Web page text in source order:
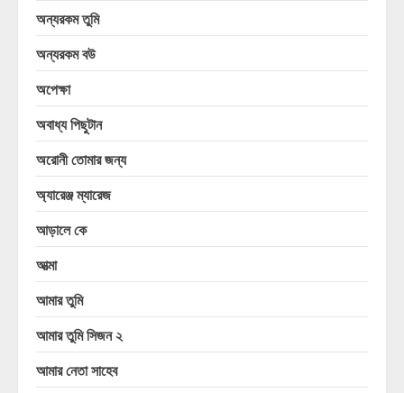
অন্যরকম তুমি
অন্যরকম বউ
অপেক্ষা
অবাধ্য পিছুটান
অরোনী তোমার জন্য
অ্যারেঞ্জ ম্যারেজ
আড়ালে কে
আত্মা
আমার তুমি
আমার তুমি সিজন ২
আমার নেতা সাহেব